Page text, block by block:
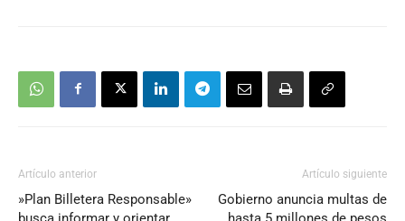
Artículo anterior
»Plan Billetera Responsable»
Artículo siguiente
Gobierno anuncia multas de